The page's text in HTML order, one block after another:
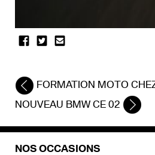
FORMATION MOTO CHEZ CENTAURE PROVENCE-
NOUVEAU BMW CE 02
NOS OCCASIONS